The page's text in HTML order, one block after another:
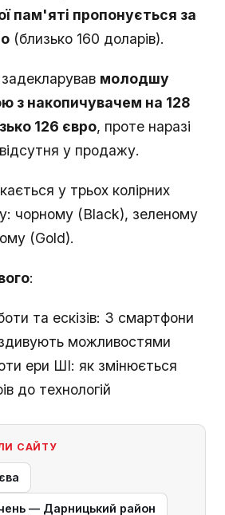
пам'яті пропонується за
(близько 160 доларів).
молодшу
з накопичувачем на 128
126 євро, проте наразі
у продажу.
у трьох колірних
чорному (Black), зеленому
(Gold).
:
та ескізів: 3 смартфони
здивують можливостями
ери ШІ: як змінюється
до технологій
САЙТУ
— Дарницький район